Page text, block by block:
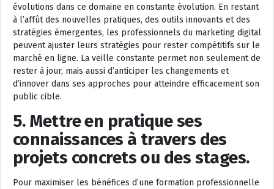
évolutions dans ce domaine en constante évolution. En restant
à l’affût des nouvelles pratiques, des outils innovants et des
stratégies émergentes, les professionnels du marketing digital
peuvent ajuster leurs stratégies pour rester compétitifs sur le
marché en ligne. La veille constante permet non seulement de
rester à jour, mais aussi d’anticiper les changements et
d’innover dans ses approches pour atteindre efficacement son
public cible.
5. Mettre en pratique ses
connaissances à travers des
projets concrets ou des stages.
Pour maximiser les bénéfices d’une formation professionnelle